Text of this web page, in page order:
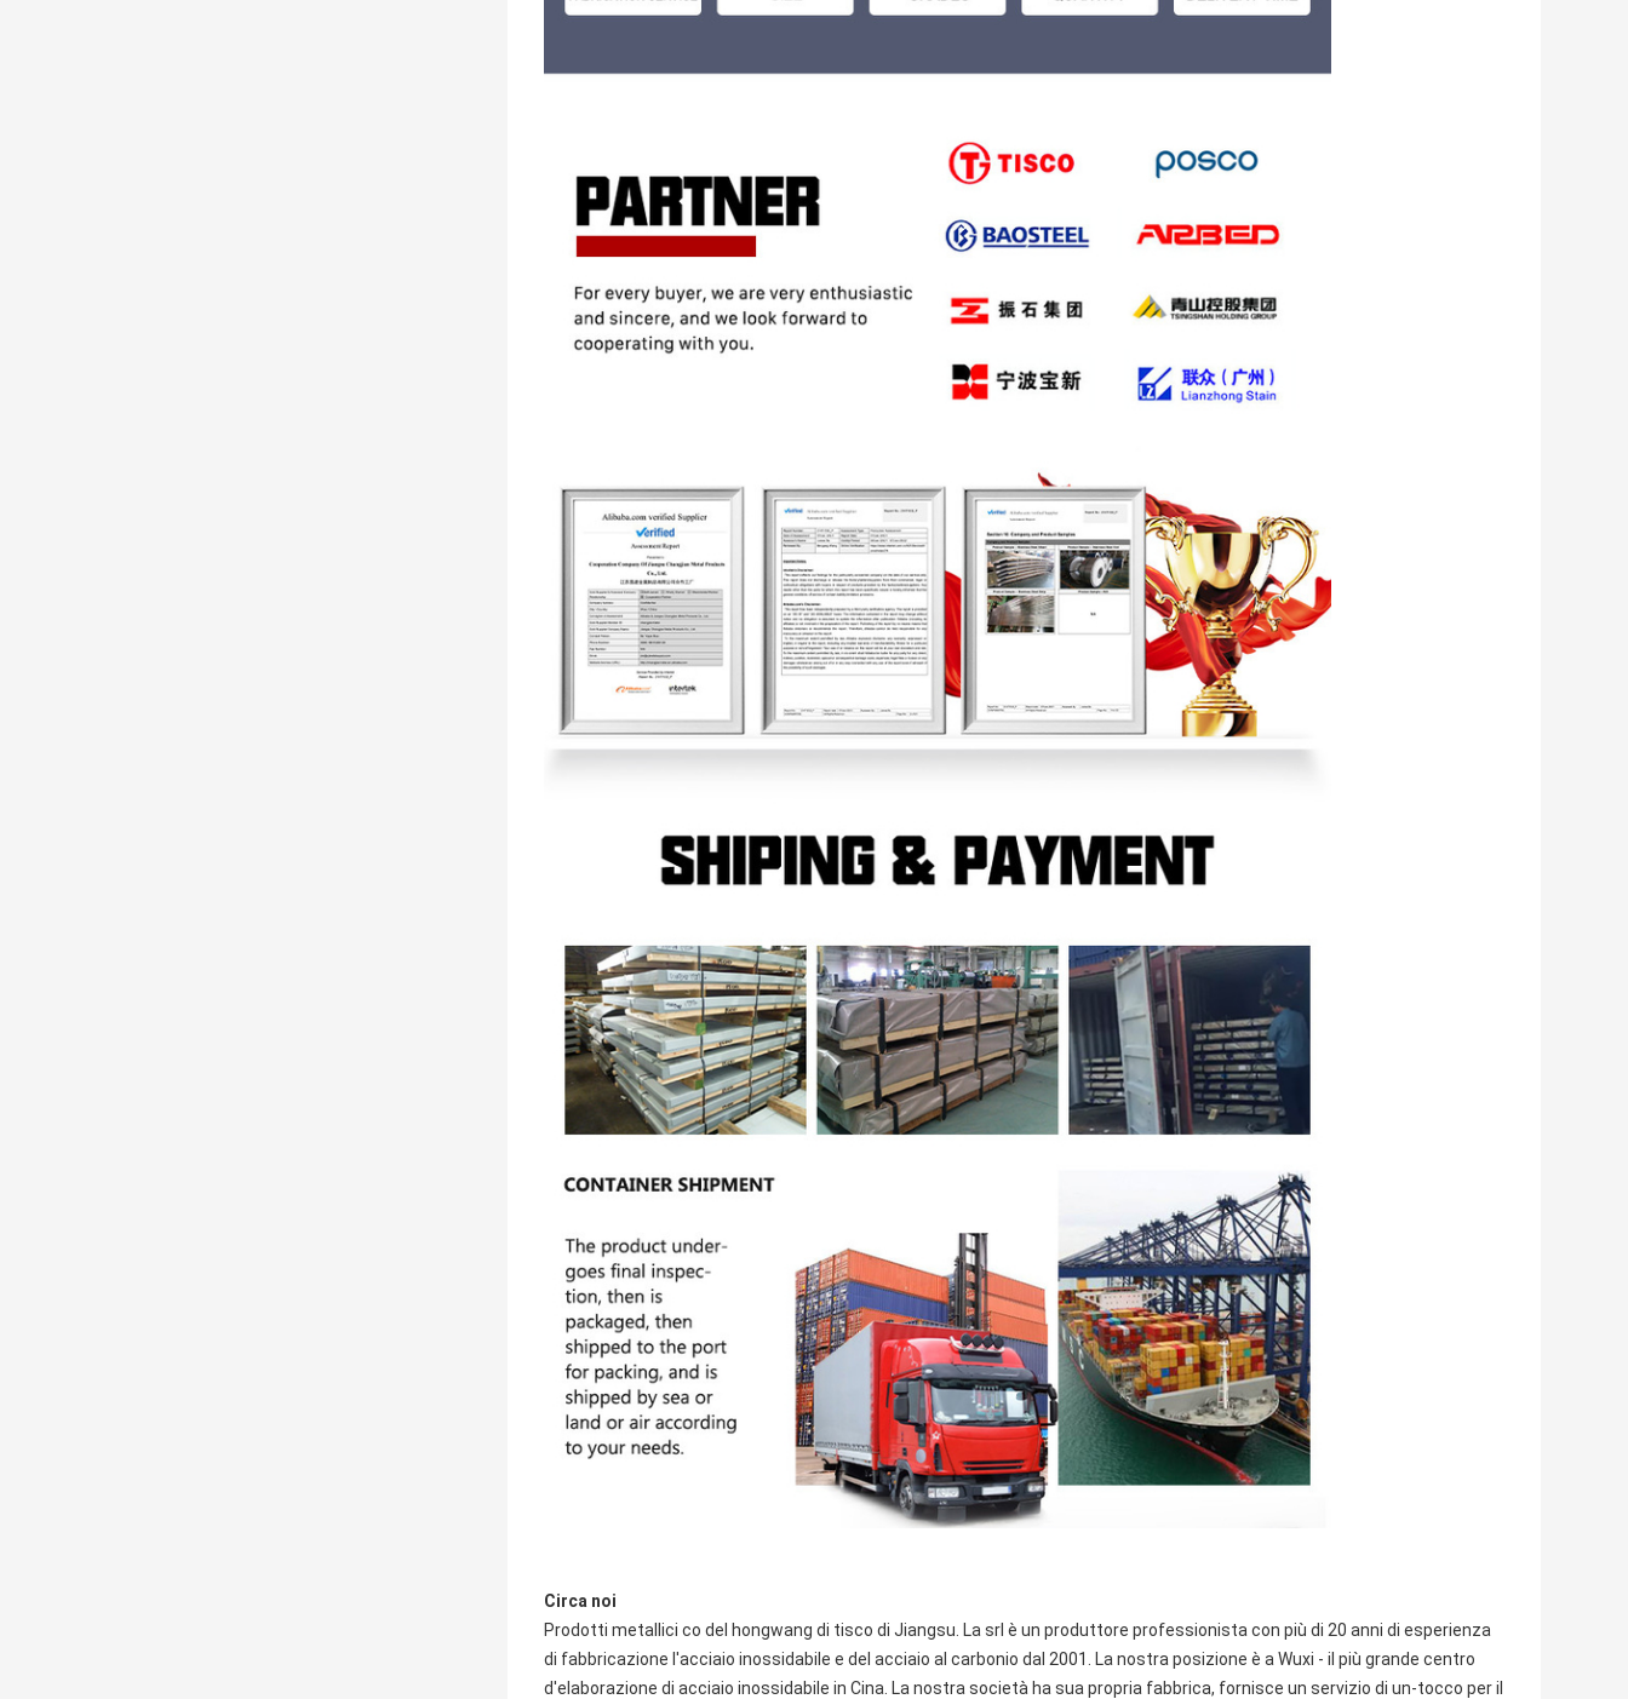
Circa noi
Prodotti metallici co del hongwang di tisco di Jiangsu. La srl è un produttore professionista con più di 20 anni di esperienza
di fabbricazione l'acciaio inossidabile e del acciaio al carbonio dal 2001. La nostra posizione è a Wuxi - il più grande centro
d'elaborazione di acciaio inossidabile in Cina. La nostra società ha sua propria fabbrica, fornisce un servizio di un-tocco per il